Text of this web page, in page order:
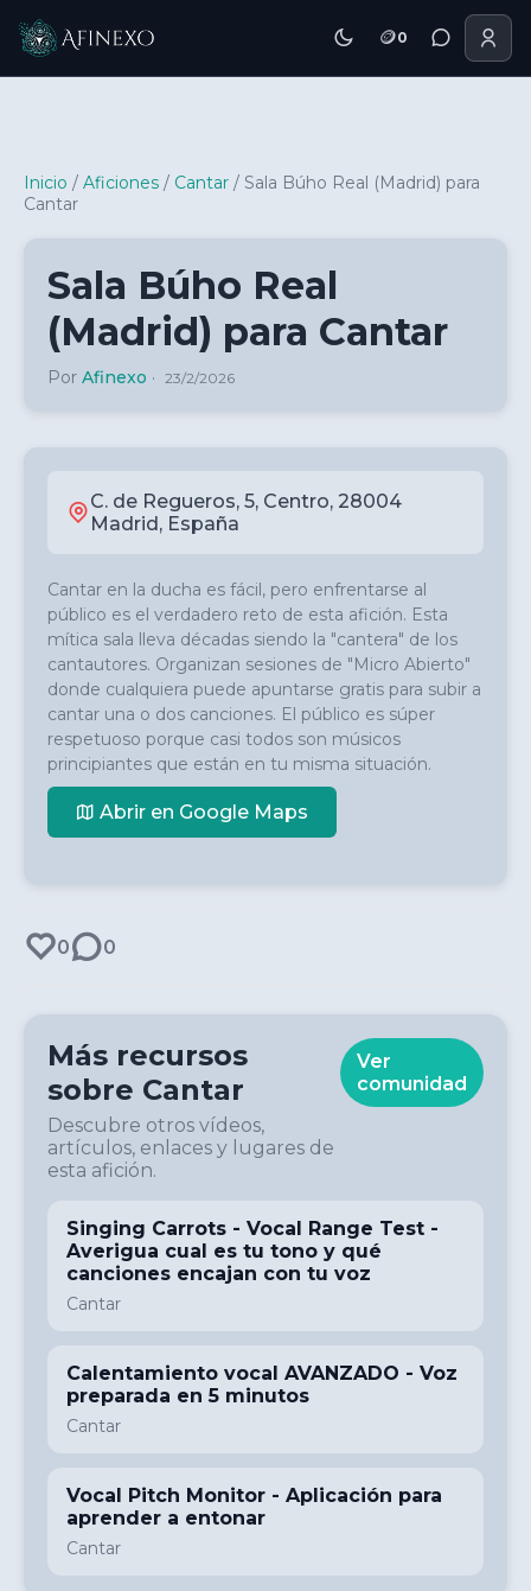
Inicio Afinexo 🪙0
Inicio / Aficiones / Cantar / Sala Búho Real (Madrid) para
Cantar
Sala Búho Real
(Madrid) para Cantar
Por Afinexo · 23/2/2026
C. de Regueros, 5, Centro, 28004
Madrid, España
Cantar en la ducha es fácil, pero enfrentarse al
público es el verdadero reto de esta afición. Esta
mítica sala lleva décadas siendo la "cantera" de los
cantautores. Organizan sesiones de "Micro Abierto"
donde cualquiera puede apuntarse gratis para subir a
cantar una o dos canciones. El público es súper
respetuoso porque casi todos son músicos
principiantes que están en tu misma situación.
Abrir en Google Maps
0 0
Más recursos
sobre Cantar
Descubre otros vídeos,
artículos, enlaces y lugares de
esta afición.
Ver
comunidad
Singing Carrots - Vocal Range Test -
Averigua cual es tu tono y qué
canciones encajan con tu voz
Cantar
Calentamiento vocal AVANZADO - Voz
preparada en 5 minutos
Cantar
Vocal Pitch Monitor - Aplicación para
aprender a entonar
Cantar